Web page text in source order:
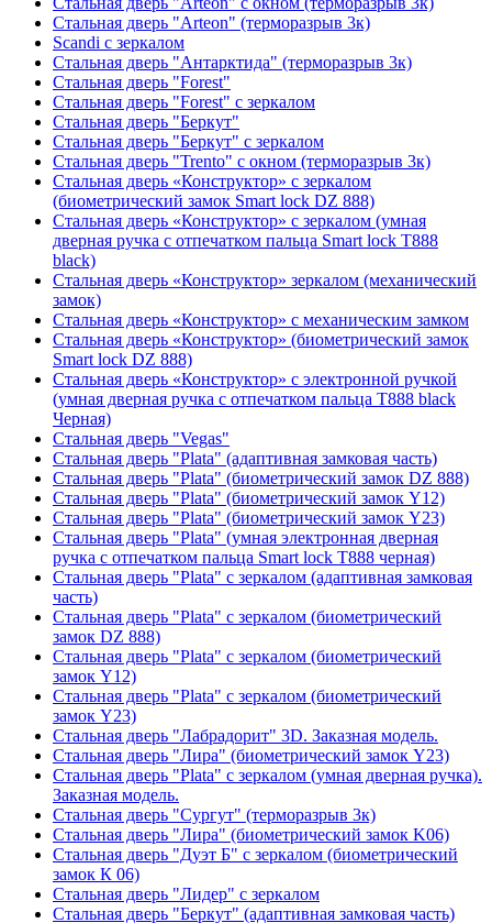
Стальная дверь "Arteon" (терморазрыв 3к)
Scandi с зеркалом
Стальная дверь "Антарктида" (терморазрыв 3к)
Стальная дверь "Forest"
Стальная дверь "Forest" с зеркалом
Стальная дверь "Беркут"
Стальная дверь "Беркут" с зеркалом
Стальная дверь "Trento" с окном (терморазрыв 3к)
Стальная дверь «Конструктор» с зеркалом
(биометрический замок Smart lock DZ 888)
Стальная дверь «Конструктор» с зеркалом (умная
дверная ручка с отпечатком пальца Smart lock T888
black)
Стальная дверь «Конструктор» зеркалом (механический
замок)
Стальная дверь «Конструктор» с механическим замком
Стальная дверь «Конструктор» (биометрический замок
Smart lock DZ 888)
Стальная дверь «Конструктор» с электронной ручкой
(умная дверная ручка с отпечатком пальца T888 black
Черная)
Стальная дверь "Vegas"
Стальная дверь "Plata" (адаптивная замковая часть)
Стальная дверь "Plata" (биометрический замок DZ 888)
Стальная дверь "Plata" (биометрический замок Y12)
Стальная дверь "Plata" (биометрический замок Y23)
Стальная дверь "Plata" (умная электронная дверная
ручка с отпечатком пальца Smart lock T888 черная)
Стальная дверь "Plata" с зеркалом (адаптивная замковая
часть)
Стальная дверь "Plata" с зеркалом (биометрический
замок DZ 888)
Стальная дверь "Plata" с зеркалом (биометрический
замок Y12)
Стальная дверь "Plata" с зеркалом (биометрический
замок Y23)
Стальная дверь "Лабрадорит" 3D. Заказная модель.
Стальная дверь "Лира" (биометрический замок Y23)
Стальная дверь "Plata" с зеркалом (умная дверная ручка).
Заказная модель.
Стальная дверь "Сургут" (терморазрыв 3к)
Стальная дверь "Лира" (биометрический замок K06)
Стальная дверь "Дуэт Б" с зеркалом (биометрический
замок К 06)
Стальная дверь "Лидер" с зеркалом
Стальная дверь "Беркут" (адаптивная замковая часть)